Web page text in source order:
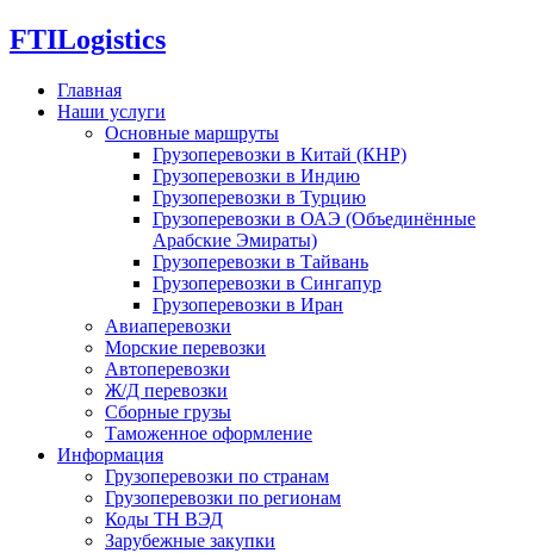
FTILogistics
Главная
Наши услуги
Основные маршруты
Грузоперевозки в Китай (КНР)
Грузоперевозки в Индию
Грузоперевозки в Турцию
Грузоперевозки в ОАЭ (Объединённые
Арабские Эмираты)
Грузоперевозки в Тайвань
Грузоперевозки в Сингапур
Грузоперевозки в Иран
Авиаперевозки
Морские перевозки
Автоперевозки
Ж/Д перевозки
Сборные грузы
Таможенное оформление
Информация
Грузоперевозки по странам
Грузоперевозки по регионам
Коды ТН ВЭД
Зарубежные закупки